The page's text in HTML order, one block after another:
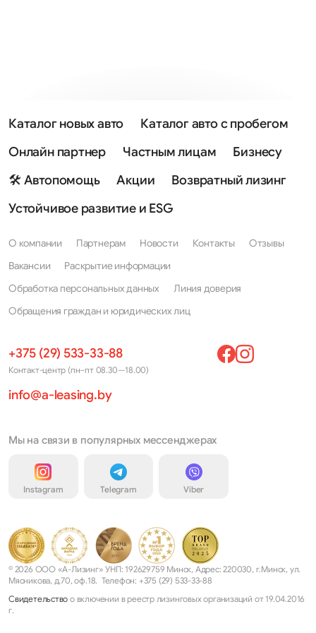
Каталог новых авто
Каталог авто с пробегом
Онлайн партнер
Частным лицам
Бизнесу
🛠 Автопомощь
Акции
Возвратный лизинг
Устойчивое развитие и ESG
О компании Партнерам Новости Контакты
Отзывы
Вакансии
Раскрытие информации
Обработка персональных данных
Линия доверия
Обращения граждан и юридических лиц
+375 (29) 533-33-88
Контакт-центр (пн–пт 08.30—18.00)
info@a-leasing.by
Мы на связи в популярных мессенджерах
Instagram Telegram Viber
© 2026 ООО «А-Лизинг» УНП: 192629759 Минск, Адрес: 220030, г.Минск, ул.
Мясникова, д.70, оф.18. Телефон: +375 (29) 533-33-88
Свидетельство о включении в реестр лизинговых организаций от 19.04.2016
г.